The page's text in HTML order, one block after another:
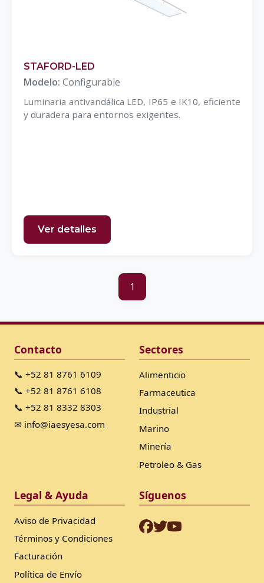
STAFORD-LED
Modelo: Configurable
Luminaria antivandálica LED, IP65 e IK10, eficiente
y duradera para entornos exigentes.
Ver detalles
1
Contacto
📞 +52 81 8761 6109
📞 +52 81 8761 6108
📞 +52 81 8332 8303
✉ info@iaesyesa.com
Sectores
Alimenticio
Farmaceutica
Industrial
Marino
Minería
Petroleo & Gas
Legal & Ayuda
Aviso de Privacidad
Términos y Condiciones
Facturación
Política de Envío
Síguenos